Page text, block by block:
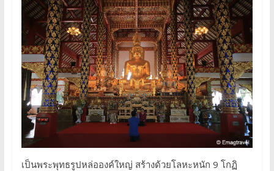
เป็นพระพุทธรูปหล่อองค์ใหญ่ สร้างด้วยโลหะหนัก 9 โกฏิ